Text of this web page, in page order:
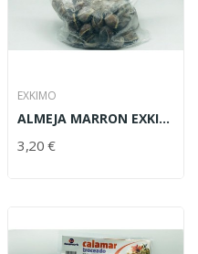
EXKIMO
ALMEJA MARRON EXKIMO 1 KG
3,20 €